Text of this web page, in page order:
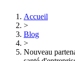
Accueil
>
Blog
>
Nouveau